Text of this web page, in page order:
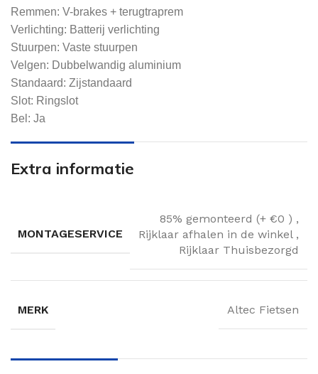
Remmen: V-brakes + terugtraprem
Verlichting: Batterij verlichting
Stuurpen: Vaste stuurpen
Velgen: Dubbelwandig aluminium
Standaard: Zijstandaard
Slot: Ringslot
Bel: Ja
Extra informatie
MONTAGESERVICE
85% gemonteerd (+ €0 ) ,
Rijklaar afhalen in de winkel ,
Rijklaar Thuisbezorgd
MERK Altec Fietsen